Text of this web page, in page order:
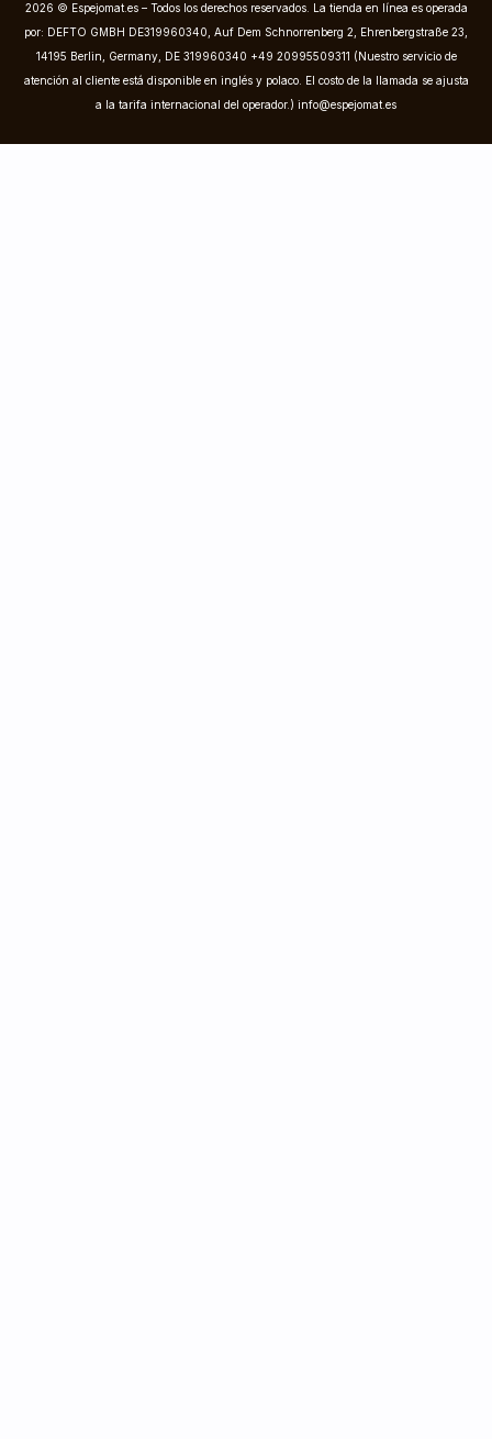
2026 © Espejomat.es – Todos los derechos reservados. La tienda en línea es operada
por: DEFTO GMBH DE319960340, Auf Dem Schnorrenberg 2, Ehrenbergstraße 23,
14195 Berlin, Germany, DE 319960340 +49 20995509311 (Nuestro servicio de
atención al cliente está disponible en inglés y polaco. El costo de la llamada se ajusta
a la tarifa internacional del operador.) info@espejomat.es